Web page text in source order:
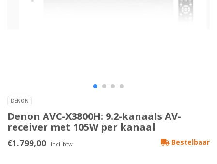
DENON
Denon AVC-X3800H: 9.2-kanaals AV-
receiver met 105W per kanaal
€1.799,00 Incl. btw Bestelbaar